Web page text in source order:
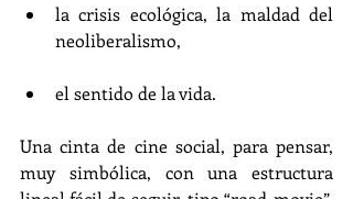
la crisis ecológica, la maldad del
neoliberalismo,
el sentido de la vida.
Una cinta de cine social, para pensar,
muy simbólica, con una estructura